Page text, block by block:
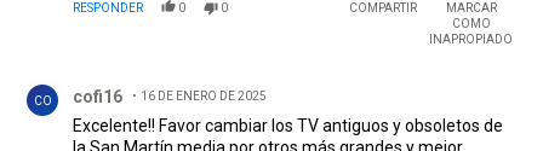
RESPONDER 0 0 COMPARTIR
MARCAR
COMO
INAPROPIADO
CO cofi16 16 DE ENERO DE 2025
Excelente!! Favor cambiar los TV antiguos y obsoletos de